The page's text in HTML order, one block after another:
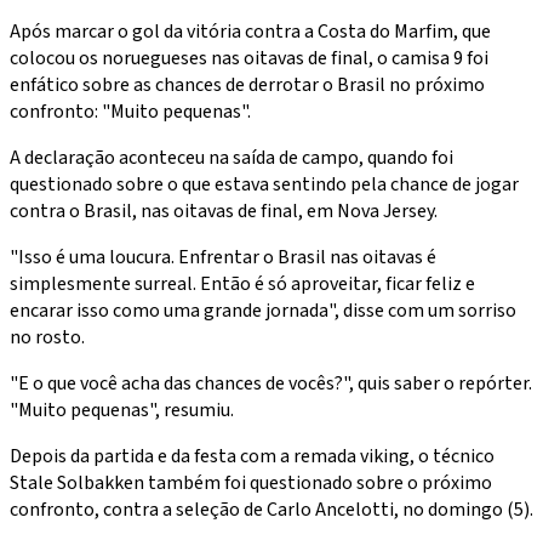
Após marcar o gol da vitória contra a Costa do Marfim, que
colocou os noruegueses nas oitavas de final, o camisa 9 foi
enfático sobre as chances de derrotar o Brasil no próximo
confronto: "Muito pequenas".
A declaração aconteceu na saída de campo, quando foi
questionado sobre o que estava sentindo pela chance de jogar
contra o Brasil, nas oitavas de final, em Nova Jersey.
"Isso é uma loucura. Enfrentar o Brasil nas oitavas é
simplesmente surreal. Então é só aproveitar, ficar feliz e
encarar isso como uma grande jornada", disse com um sorriso
no rosto.
"E o que você acha das chances de vocês?", quis saber o repórter.
"Muito pequenas", resumiu.
Depois da partida e da festa com a remada viking, o técnico
Stale Solbakken também foi questionado sobre o próximo
confronto, contra a seleção de Carlo Ancelotti, no domingo (5).